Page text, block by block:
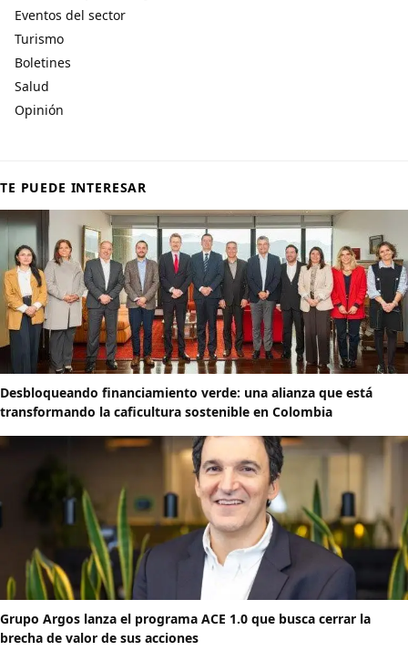
Eventos del sector
Turismo
Boletines
Salud
Opinión
TE PUEDE INTERESAR
Desbloqueando financiamiento verde: una alianza que está
transformando la caficultura sostenible en Colombia
Grupo Argos lanza el programa ACE 1.0 que busca cerrar la
brecha de valor de sus acciones